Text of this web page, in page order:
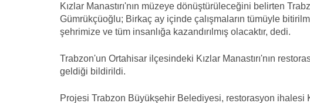
Kızlar Manastırı'nın müzeye dönüştürüleceğini belirten
Gümrükçüoğlu; Birkaç ay içinde çalışmaların tümüyle
şehrimize ve tüm insanlığa kazandırılmış olacaktır, dedi.
Trabzon'un Ortahisar ilçesindeki Kızlar Manastırı'nın
geldiği bildirildi.
Projesi Trabzon Büyükşehir Belediyesi, restorasyon ihalesi